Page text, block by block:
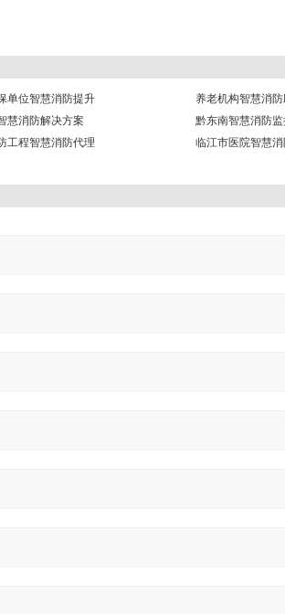
单位智慧消防提升
养老机构智慧消
慧消防解决方案
黔东南智慧消防
工程智慧消防代理
临江市医院智慧